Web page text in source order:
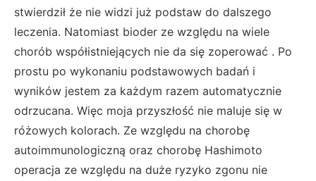
stwierdził że nie widzi już podstaw do dalszego
leczenia. Natomiast bioder ze względu na wiele
chorób współistniejących nie da się zoperować . Po
prostu po wykonaniu podstawowych badań i
wyników jestem za każdym razem automatycznie
odrzucana. Więc moja przyszłość nie maluje się w
różowych kolorach. Ze względu na chorobę
autoimmunologiczną oraz chorobę Hashimoto
operacja ze względu na duże ryzyko zgonu nie